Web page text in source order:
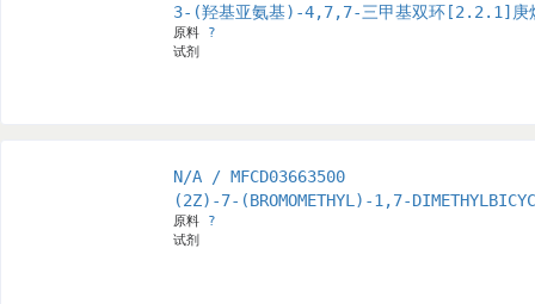
3-(羟基亚氨基)-4,7,7-三甲基双环[2.2.1]庚
原料 ?
试剂
N/A / MFCD03663500
(2Z)-7-(BROMOMETHYL)-1,7-
原料 ?
试剂